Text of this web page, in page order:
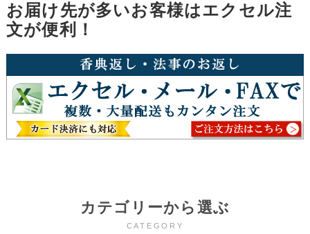
お届け先が多いお客様はエクセル注
文が便利！
カテゴリーから選ぶ
CATEGORY